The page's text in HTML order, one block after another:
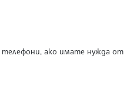
телефони, ако имате нужда от